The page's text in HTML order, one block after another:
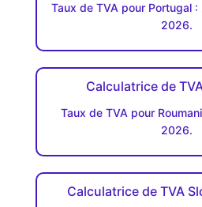
Taux de TVA pour Portugal
2026.
Calculatrice de
Taux de TVA pour
2026.
Calculatrice de TVA